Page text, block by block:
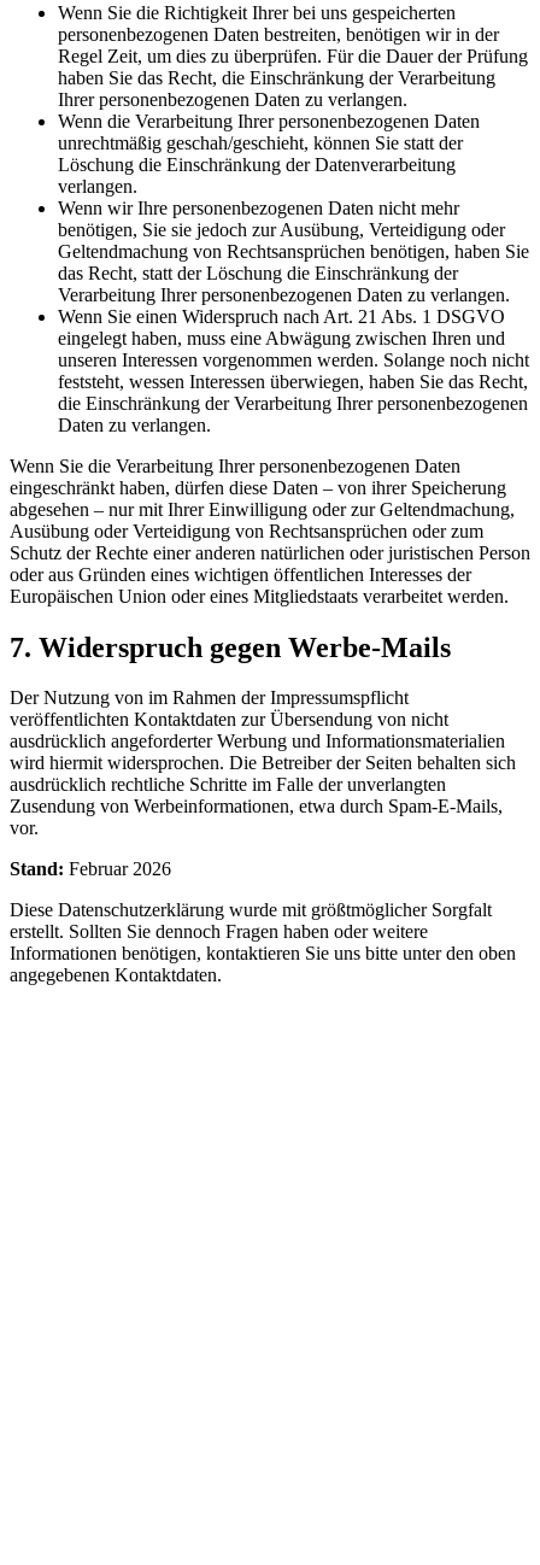
Wenn Sie die Richtigkeit Ihrer bei uns gespeicherten
personenbezogenen Daten bestreiten, benötigen wir in der
Regel Zeit, um dies zu überprüfen. Für die Dauer der Prüfung
haben Sie das Recht, die Einschränkung der Verarbeitung
Ihrer personenbezogenen Daten zu verlangen.
Wenn die Verarbeitung Ihrer personenbezogenen Daten
unrechtmäßig geschah/geschieht, können Sie statt der
Löschung die Einschränkung der Datenverarbeitung
verlangen.
Wenn wir Ihre personenbezogenen Daten nicht mehr
benötigen, Sie sie jedoch zur Ausübung, Verteidigung oder
Geltendmachung von Rechtsansprüchen benötigen, haben Sie
das Recht, statt der Löschung die Einschränkung der
Verarbeitung Ihrer personenbezogenen Daten zu verlangen.
Wenn Sie einen Widerspruch nach Art. 21 Abs. 1 DSGVO
eingelegt haben, muss eine Abwägung zwischen Ihren und
unseren Interessen vorgenommen werden. Solange noch nicht
feststeht, wessen Interessen überwiegen, haben Sie das Recht,
die Einschränkung der Verarbeitung Ihrer personenbezogenen
Daten zu verlangen.
Wenn Sie die Verarbeitung Ihrer personenbezogenen Daten
eingeschränkt haben, dürfen diese Daten – von ihrer Speicherung
abgesehen – nur mit Ihrer Einwilligung oder zur Geltendmachung,
Ausübung oder Verteidigung von Rechtsansprüchen oder zum
Schutz der Rechte einer anderen natürlichen oder juristischen Person
oder aus Gründen eines wichtigen öffentlichen Interesses der
Europäischen Union oder eines Mitgliedstaats verarbeitet werden.
7. Widerspruch gegen Werbe-Mails
Der Nutzung von im Rahmen der Impressumspflicht
veröffentlichten Kontaktdaten zur Übersendung von nicht
ausdrücklich angeforderter Werbung und Informationsmaterialien
wird hiermit widersprochen. Die Betreiber der Seiten behalten sich
ausdrücklich rechtliche Schritte im Falle der unverlangten
Zusendung von Werbeinformationen, etwa durch Spam-E-Mails,
vor.
Stand: Februar 2026
Diese Datenschutzerklärung wurde mit größtmöglicher Sorgfalt
erstellt. Sollten Sie dennoch Fragen haben oder weitere
Informationen benötigen, kontaktieren Sie uns bitte unter den oben
angegebenen Kontaktdaten.